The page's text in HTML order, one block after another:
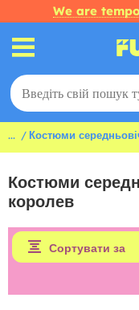
We are
... Костюми
Костюми
королев
Сортувати за